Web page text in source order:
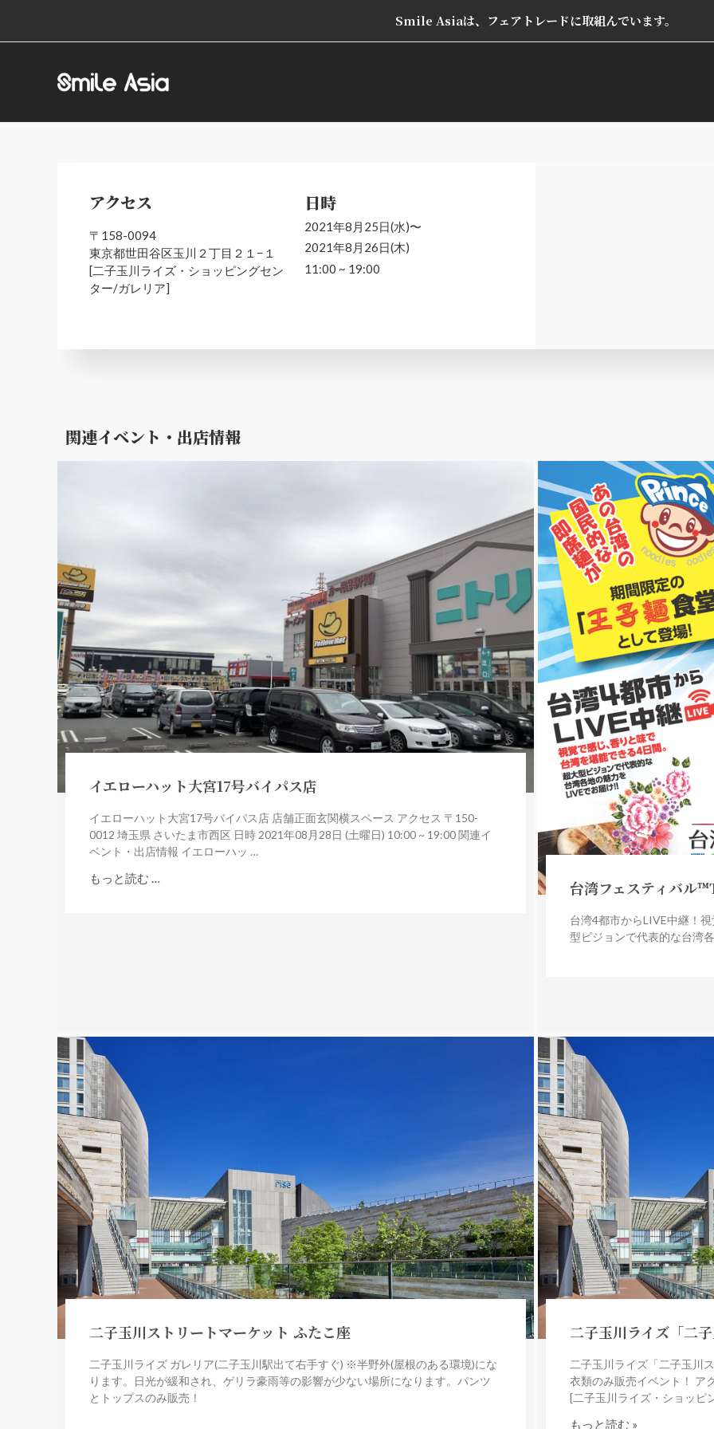
Smile Asiaは、フェアトレードに取組んでいます。
アクセス
〒158-0094
東京都世田谷区玉川２丁目２１−１
[二子玉川ライズ・ショッピングセン
ター/ガレリア]
日時
2021年8月25日(水)〜
2021年8月26日(木)
11:00 ~ 19:00
関連イベント・出店情報
イエローハット大宮17号バイパス店
イエローハット大宮17号バイパス店 店舗正面玄関横スペース アクセス 〒150-
0012 埼玉県 さいたま市西区 日時 2021年08月28日 (土曜日) 10:00 ~ 19:00 関連イ
ベント・出店情報 イエローハッ …
もっと読む … 台湾フェスティバル
台湾4都市からLIVE中継！
型ビジョンで代表的な台湾
二子玉川ストリートマーケット ふたこ座
二子玉川ライズ ガレリア(二子玉川駅出て右手すぐ) ※半野外(屋根のある環境)にな
ります。日光が緩和され、ゲリラ豪雨等の影響が少ない場所になります。パンツ
とトップスのみ販売！
二子玉川ライズ「二
二子玉川ライズ「二子玉川
衣類のみ販売イベント！ ア
[二子玉川ライズ・ショッピ
もっと読む »